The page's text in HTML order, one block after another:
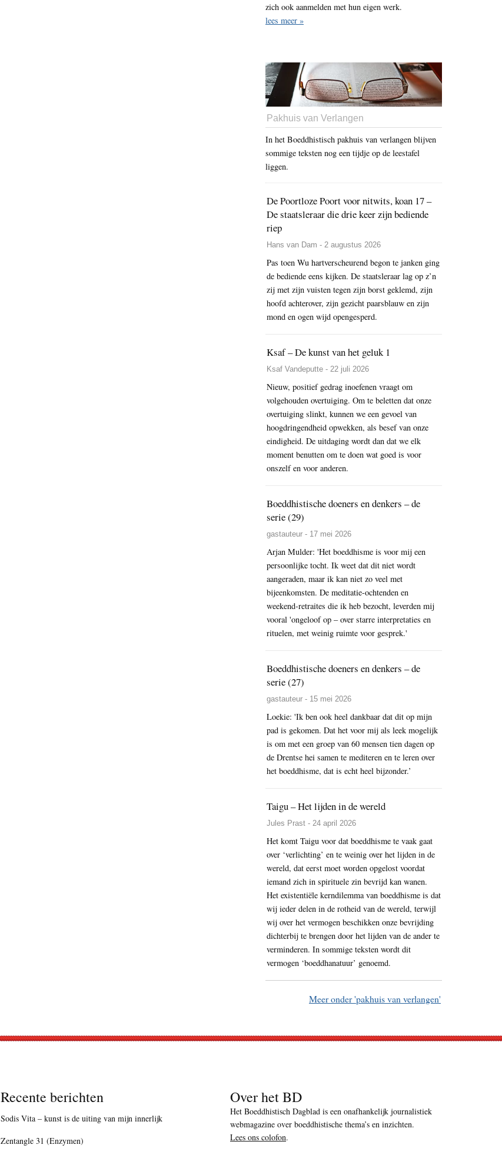
zich ook aanmelden met hun eigen werk.
lees meer »
Pakhuis van Verlangen
In het Boeddhistisch pakhuis van verlangen blijven
sommige teksten nog een tijdje op de leestafel
liggen.
De Poortloze Poort voor nitwits, koan 17 –
De staatsleraar die drie keer zijn bediende
riep
Hans van Dam - 2 augustus 2026
Pas toen Wu hartverscheurend begon te janken ging
de bediende eens kijken. De staatsleraar lag op z’n
zij met zijn vuisten tegen zijn borst geklemd, zijn
hoofd achterover, zijn gezicht paarsblauw en zijn
mond en ogen wijd opengesperd.
Ksaf – De kunst van het geluk 1
Ksaf Vandeputte - 22 juli 2026
Nieuw, positief gedrag inoefenen vraagt om
volgehouden overtuiging. Om te beletten dat onze
overtuiging slinkt, kunnen we een gevoel van
hoogdringendheid opwekken, als besef van onze
eindigheid. De uitdaging wordt dan dat we elk
moment benutten om te doen wat goed is voor
onszelf en voor anderen.
Boeddhistische doeners en denkers – de
serie (29)
gastauteur - 17 mei 2026
Arjan Mulder: 'Het boeddhisme is voor mij een
persoonlijke tocht. Ik weet dat dit niet wordt
aangeraden, maar ik kan niet zo veel met
bijeenkomsten. De meditatie-ochtenden en
weekend-retraites die ik heb bezocht, leverden mij
vooral 'ongeloof op – over starre interpretaties en
rituelen, met weinig ruimte voor gesprek.'
Boeddhistische doeners en denkers – de
serie (27)
gastauteur - 15 mei 2026
Loekie: 'Ik ben ook heel dankbaar dat dit op mijn
pad is gekomen. Dat het voor mij als leek mogelijk
is om met een groep van 60 mensen tien dagen op
de Drentse hei samen te mediteren en te leren over
het boeddhisme, dat is echt heel bijzonder.’
Taigu – Het lijden in de wereld
Jules Prast - 24 april 2026
Het komt Taigu voor dat boeddhisme te vaak gaat
over ‘verlichting’ en te weinig over het lijden in de
wereld, dat eerst moet worden opgelost voordat
iemand zich in spirituele zin bevrijd kan wanen.
Het existentiële kerndilemma van boeddhisme is dat
wij ieder delen in de rotheid van de wereld, terwijl
wij over het vermogen beschikken onze bevrijding
dichterbij te brengen door het lijden van de ander te
verminderen. In sommige teksten wordt dit
vermogen ‘boeddhanatuur’ genoemd.
Meer onder 'pakhuis van verlangen'
Recente berichten
Sodis Vita – kunst is de uiting van mijn innerlijk
Zentangle 31 (Enzymen)
Over het BD
Het Boeddhistisch Dagblad is een onafhankelijk journalistiek
webmagazine over boeddhistische thema’s en inzichten.
Lees ons colofon.